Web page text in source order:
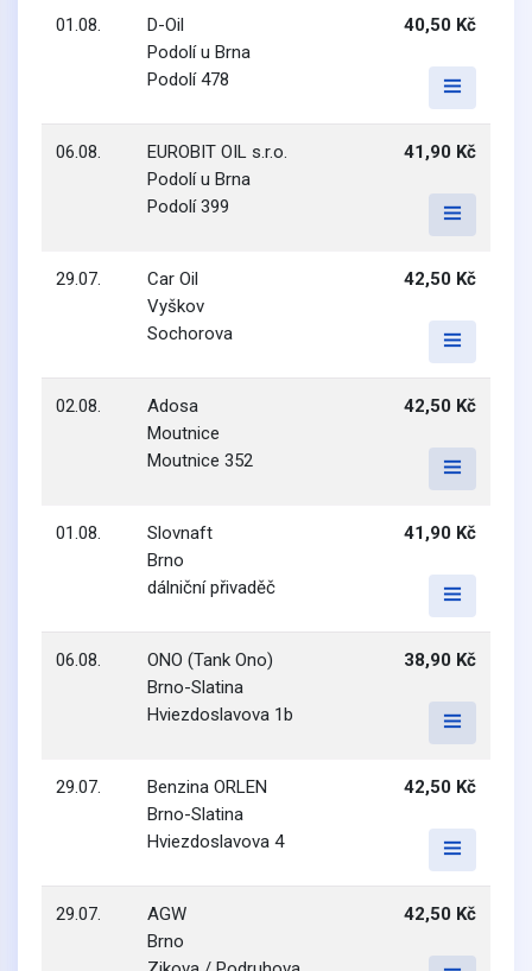
01.08.
D-Oil
Podolí u Brna
Podolí 478
40,50 Kč
06.08.
EUROBIT OIL s.r.o.
Podolí u Brna
Podolí 399
41,90 Kč
29.07.
Car Oil
Vyškov
Sochorova
42,50 Kč
02.08.
Adosa
Moutnice
Moutnice 352
42,50 Kč
01.08.
Slovnaft
Brno
dálniční přivaděč
41,90 Kč
06.08.
ONO (Tank Ono)
Brno-Slatina
Hviezdoslavova 1b
38,90 Kč
29.07.
Benzina ORLEN
Brno-Slatina
Hviezdoslavova 4
42,50 Kč
29.07.
AGW
Brno
42,50 Kč